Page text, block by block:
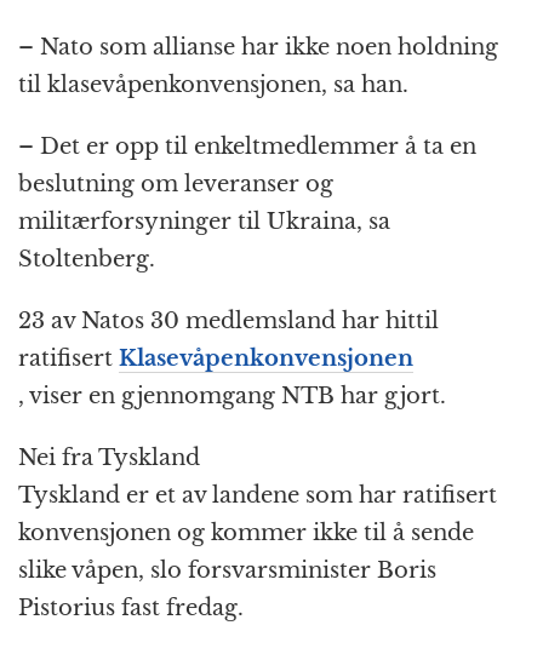
– Nato som allianse har ikke noen holdning
til klasevåpenkonvensjonen, sa han.
– Det er opp til enkeltmedlemmer å ta en
beslutning om leveranser og
militærforsyninger til Ukraina, sa
Stoltenberg.
23 av Natos 30 medlemsland har hittil
ratifisert Klasevåpenkonvensjonen
, viser en gjennomgang NTB har gjort.
Nei fra Tyskland
Tyskland er et av landene som har ratifisert
konvensjonen og kommer ikke til å sende
slike våpen, slo forsvarsminister Boris
Pistorius fast fredag.